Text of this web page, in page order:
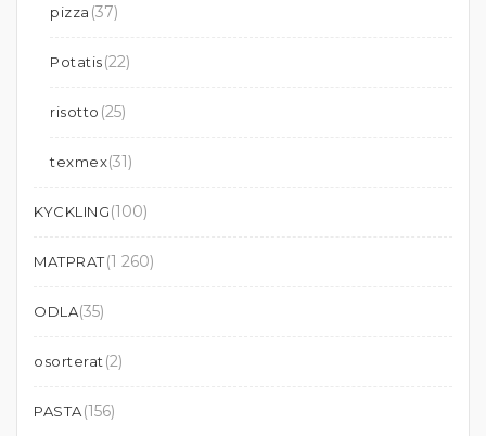
pizza (37)
Potatis(22)
risotto (25)
texmex(31)
KYCKLING(100)
MATPRAT(1 260)
ODLA(35)
osorterat (2)
PASTA(156)